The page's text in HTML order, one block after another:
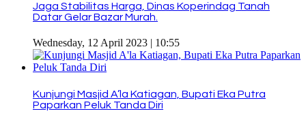
Jaga Stabilitas Harga, Dinas Koperindag Tanah
Datar Gelar Bazar Murah.
Wednesday, 12 April 2023 | 10:55
Kunjungi Masjid A’la Katiagan, Bupati Eka Putra
Paparkan Peluk Tanda Diri